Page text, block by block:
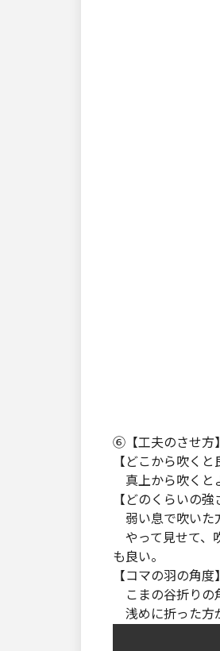
⑥【工夫のさせ方】
【どこから吹く
真上から吹くと
【どのくらいの
弱い息で吹いた
やって見せて、
も良い。
【コマの羽の角度】
こまの谷折りの
浅めに折った方